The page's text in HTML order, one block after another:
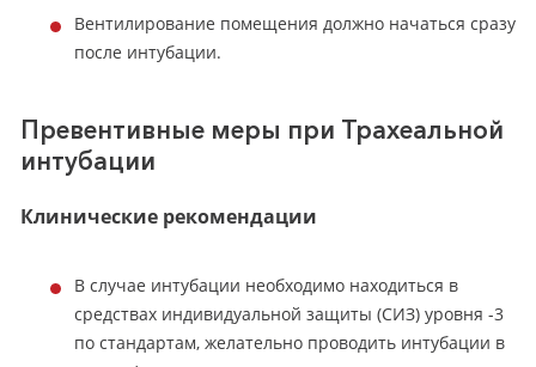
Вентилирование помещения должно начаться сразу
после интубации.
Превентивные меры при Трахеальной
интубации
Клинические рекомендации
В случае интубации необходимо находиться в
средствах индивидуальной защиты (СИЗ) уровня -3
по стандартам, желательно проводить интубации в